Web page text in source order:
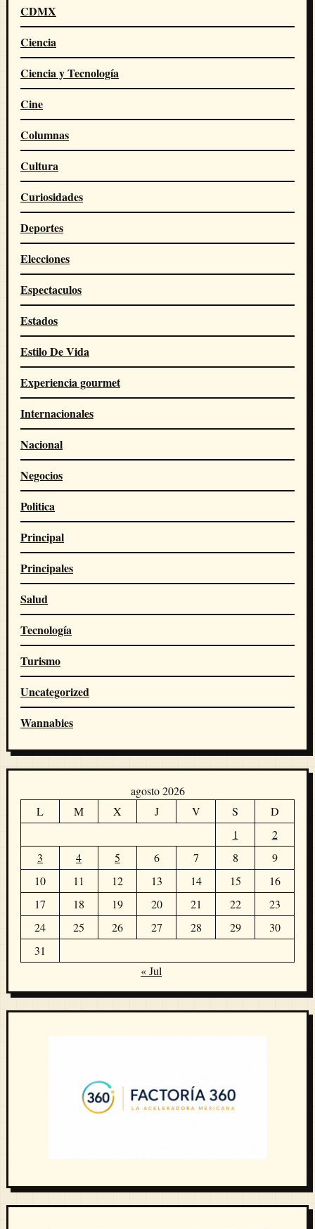
CDMX
Ciencia
Ciencia y Tecnología
Cine
Columnas
Cultura
Curiosidades
Deportes
Elecciones
Espectaculos
Estados
Estilo De Vida
Experiencia gourmet
Internacionales
Nacional
Negocios
Politica
Principal
Principales
Salud
Tecnología
Turismo
Uncategorized
Wannabies
agosto 2026
L
M X J V S
D
1
2
3
4 5 6 7 8
9
10
11 12 13 14 15
16
17
18 19 20 21 22
23
24
25 26 27 28 29
30
31
« Jul